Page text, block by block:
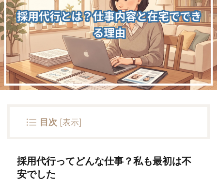
目次 [表示]
採用代行ってどんな仕事？私も最初は不
安でした